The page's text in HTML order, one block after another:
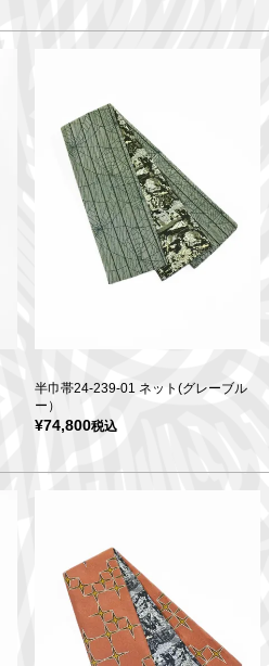
半巾帯24-239-01 ネット(グレーブル
ー）
¥74,800税込